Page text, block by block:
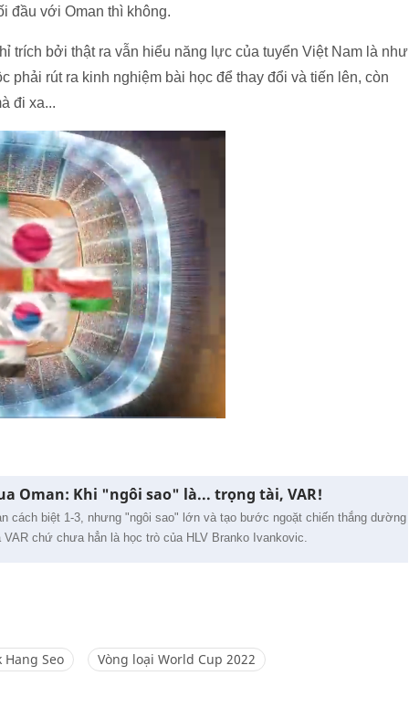
đầu với Oman thì không.
trích bởi thật ra vẫn hiểu năng lực của tuyển Việt Nam là như
phải rút ra kinh nghiệm bài học để thay đổi và tiến lên, còn
đi xa...
Oman: Khi "ngôi sao" là... trọng tài, VAR!
cách biệt 1-3, nhưng "ngôi sao" lớn và tạo bước ngoặt chiến thắng dường
chứ chưa hẳn là học trò của HLV Branko Ivankovic.
Hang Seo Vòng loại World Cup 2022